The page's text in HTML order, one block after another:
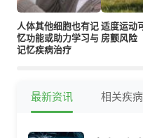
人体其他细胞也有记
忆功能或助力学习与
记忆疾病治疗
适度运动
房颤风险
最新资讯 相关疾病